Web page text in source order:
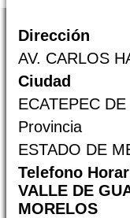
Dirección
AV. CARLOS
Ciudad
ECATEPEC
Provincia
ESTADO DE
Telefono
VALLE DE
MORELOS